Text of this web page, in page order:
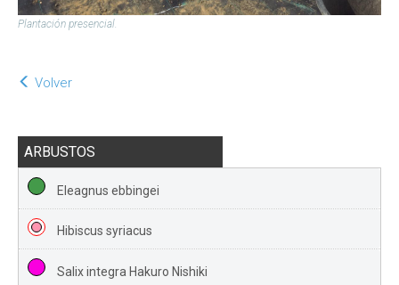
Plantación presencial.
Volver
ARBUSTOS
Eleagnus ebbingei
Hibiscus syriacus
Salix integra Hakuro Nishiki